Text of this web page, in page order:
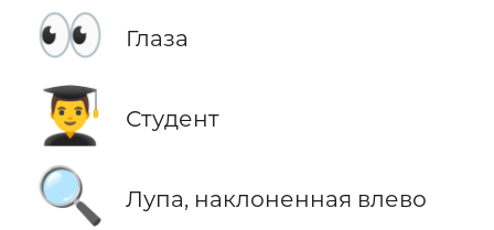
👀 Глаза
👨‍🎓 Студент
🔍 Лупа, наклоненная влево